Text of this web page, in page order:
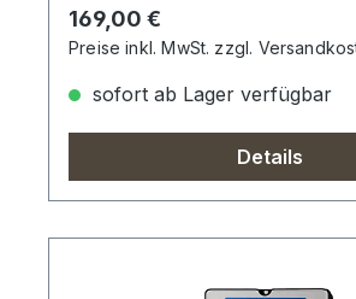
Regulärer Preis:
169,00 €
Preise inkl. MwSt. zzgl.
sofort ab Lager verfügbar
Details